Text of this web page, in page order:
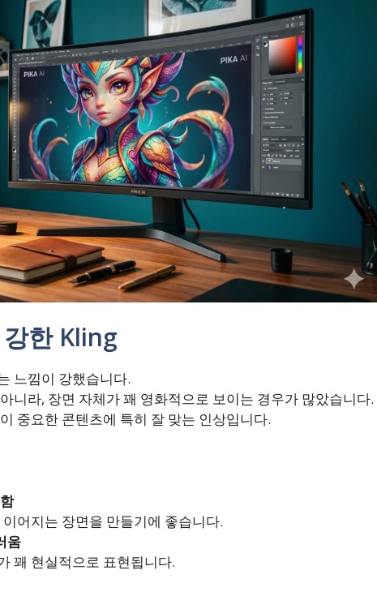
한 Kling
느낌이 강했습니다.
니라, 장면 자체가 꽤 영화적으로 보이는 경우가 많았습니다.
중요한 콘텐츠에 특히 잘 맞는 인상입니다.
어지는 장면을 만들기에 좋습니다.
움
꽤 현실적으로 표현됩니다.